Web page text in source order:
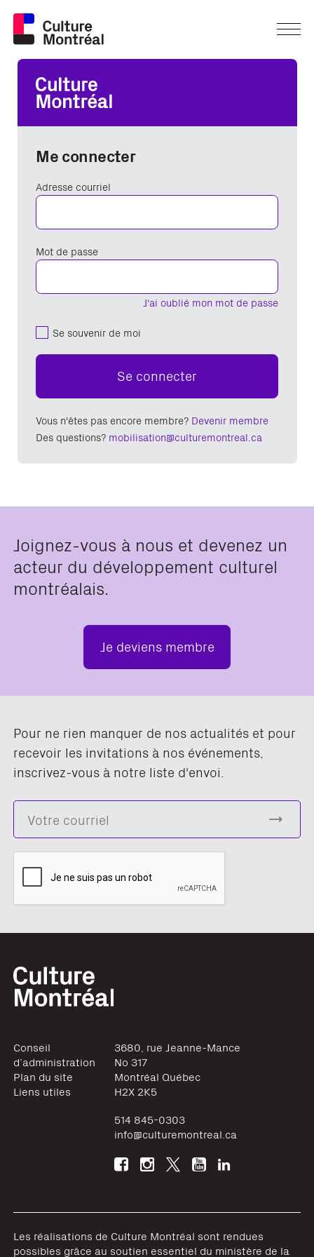
Me connecter
Adresse courriel
J'ai oublié mon mot de passe
Mot de passe
Se souvenir de moi
Se connecter
Vous n'êtes pas encore membre? Devenir membre
Des questions? mobilisation@culturemontreal.ca
Joignez-vous à nous et devenez un
acteur du développement culturel
montréalais.
Je deviens membre
Pour ne rien manquer de nos actualités et pour
recevoir les invitations à nos événements,
inscrivez-vous à notre liste d'envoi.
Conseil
d’administration
Plan du site
Liens utiles
3680, rue Jeanne-Mance
No 317
Montréal Québec
H2X 2K5
514 845-0303
info@culturemontreal.ca
Les réalisations de Culture Montréal sont rendues
possibles grâce au soutien essentiel du ministère de la